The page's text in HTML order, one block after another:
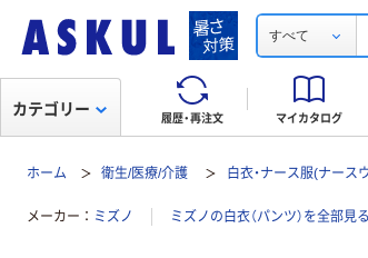
すべて
履歴・再注文 マイカタログ
カテゴリー
ホーム 衛生/医療/介護 白衣・ナース服(ナース
メーカー ミズノ ミズノの白衣（パンツ）を全部見る